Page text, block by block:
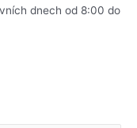
dnech od 8:00 do